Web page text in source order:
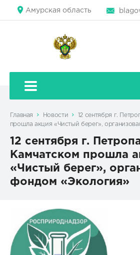
Амурская область
Главная Новости
12 сентября г.
прошла акция «Чистый берег»,
12 сентября г.
Камчатском прошла
«Чистый берег»,
фондом «Экология»